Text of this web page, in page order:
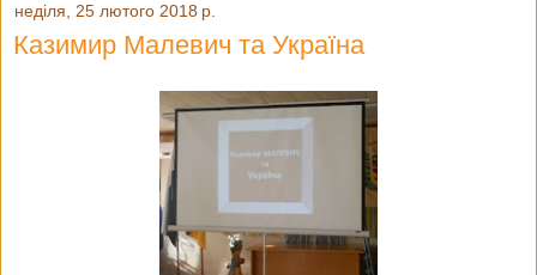
неділя, 25 лютого 2018 р.
Казимир Малевич та Україна